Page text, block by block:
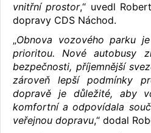
vnitřní prostor,“ uvedl
dopravy CDS Náchod.
„Obnova vozového parku
prioritou. Nové autobusy
bezpečnosti, příjemnější
zároveň lepší podmínky
dopravě je důležité, aby
komfortní a odpovídala
veřejnou dopravu,“ dodal